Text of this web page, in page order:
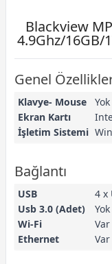
Blackview
4.9Ghz/16GB/
Genel
Klavye- Mouse
Yok
Ekran Kartı
İşletim Sistemi
Bağlantı
USB
4 x
Usb 3.0 (Adet)
Yok
Wi-Fi
Var
Ethernet
Var